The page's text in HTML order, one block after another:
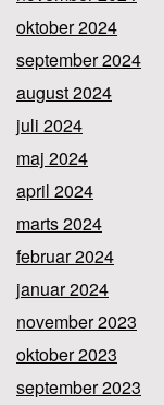
oktober 2024
september 2024
august 2024
juli 2024
maj 2024
april 2024
marts 2024
februar 2024
januar 2024
november 2023
oktober 2023
september 2023